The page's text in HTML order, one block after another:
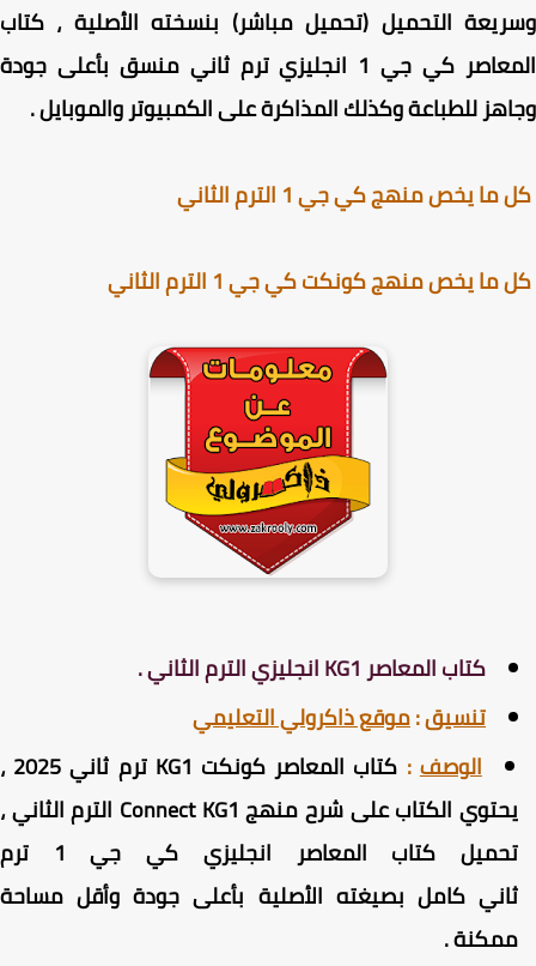
التحميل (تحميل مباشر) بنسخته الأصلية ، كتاب
المعاصر كي جي 1 انجليزي ترم ثاني منسق بأعلى جودة
للطباعة وكذلك المذاكرة على الكمبيوتر والموبايل .
يخص منهج كي جي 1 الترم الثاني
يخص منهج كونكت كي جي 1 الترم الثاني
كتاب المعاصر KG1 انجليزي الترم الثاني .
تنسيق:موقع ذاكرولي التعليمي
الوصف:
كتاب المعاصر كونكت KG1 ترم ثاني 2025 ،
يحتوي الكتاب على شرح منهج Connect KG1 الترم الثاني ،
تحميل كتاب المعاصر انجليزي كي جي 1 ترم
كامل بصيغته الأصلية بأعلى جودة وأقل مساحة
.